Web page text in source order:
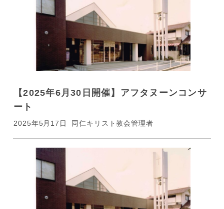
【2025年6月30日開催】アフタヌーンコンサ
ート
2025年5月17日 同仁キリスト教会管理者